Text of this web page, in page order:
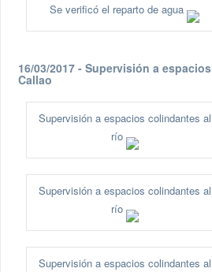
Se verificó el reparto de agua
16/03/2017 - Supervisión a
Callao
Supervisión a espacios colindantes al
río
Supervisión a espacios colindantes al
río
Supervisión a espacios colindantes al